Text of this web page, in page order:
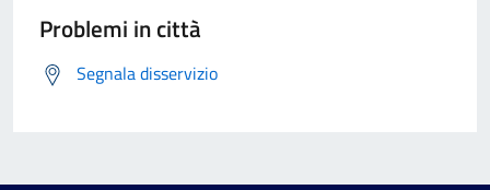
Problemi in città
Segnala disservizio